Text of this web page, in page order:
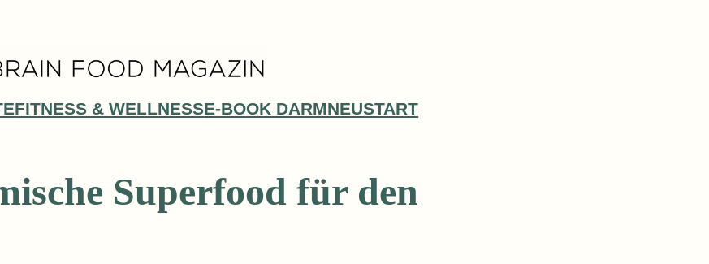
FITNESS & WELLNESSE-BOOK DARMNEUSTART
Superfood für den